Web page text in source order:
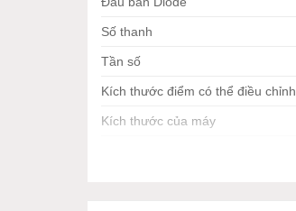
Số thanh
Tần số
Kích thước điểm có thể điều chỉnh
Kích thước của máy